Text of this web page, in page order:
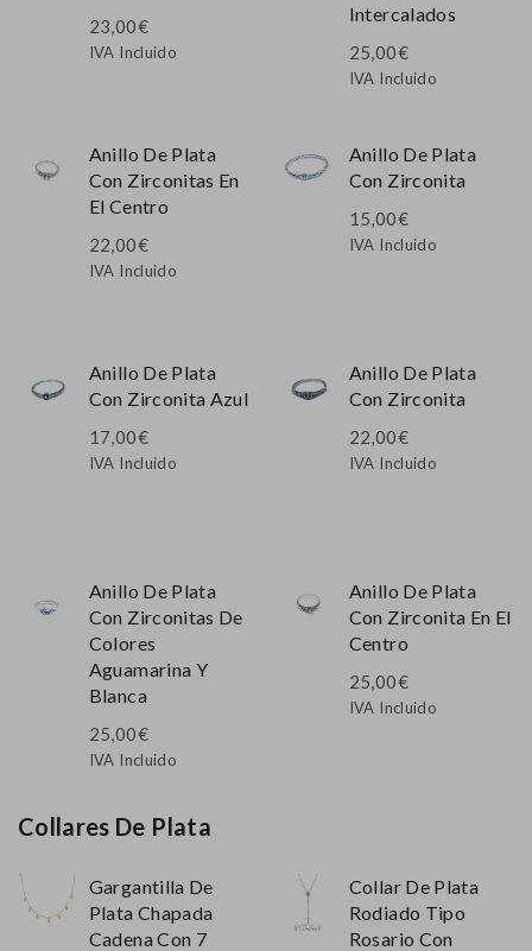
23,00€
IVA Incluido
Anillo De Plata
Con Zirconitas En
El Centro
22,00€
IVA Incluido
Anillo De Plata
Con Zirconita Azul
17,00€
IVA Incluido
Anillo De Plata
Con Zirconitas De
Colores
Aguamarina Y
Blanca
25,00€
IVA Incluido
Intercalados
25,00€
IVA Incluido
Anillo De Plata
Con Zirconita
15,00€
IVA Incluido
Anillo De Plata
Con Zirconita
22,00€
IVA Incluido
Anillo De Plata
Con Zirconita En El
Centro
25,00€
IVA Incluido
Collares De Plata
Gargantilla De
Plata Chapada
Cadena Con 7
Collar De Plata
Rodiado Tipo
Rosario Con